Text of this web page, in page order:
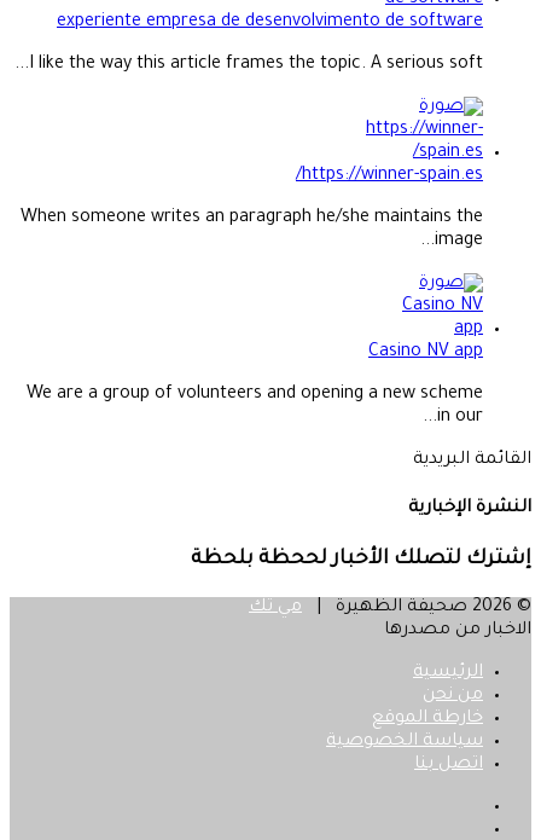
experiente empresa de desenvolvimento de software
I like the way this article frames the topic. A serious soft...
https://winner-spain.es/
When someone writes an paragraph he/she maintains the
image...
Casino NV app
We are a group of volunteers and opening a new scheme
in our...
القائمة البريدية
النشرة الإخبارية
إشترك لتصلك الأخبار لححظة بلحظة
© 2026 صحيفة الظهيرة |
مي تك
الاخبار من مصدرها
الرئيسية
من نحن
خارطة الموقع
سياسة الخصوصية
اتصل بنا